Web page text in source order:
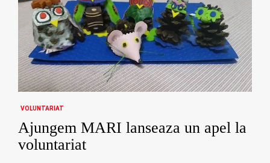
VOLUNTARIAT
Ajungem MARI lanseaza un apel la
voluntariat